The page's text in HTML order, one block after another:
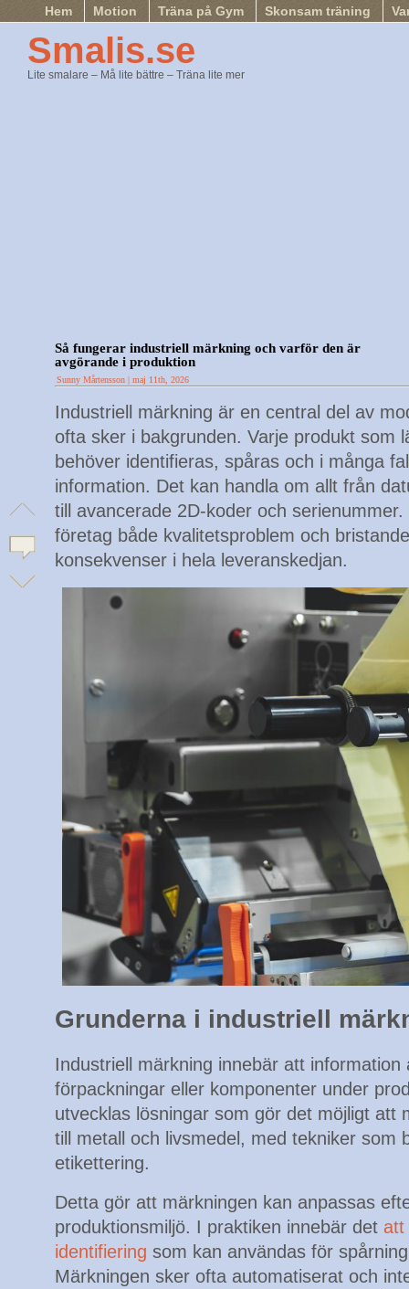
Hem Motion Träna på Gym Skonsam träning
Smalis.se
Lite smalare – Må lite bättre – Träna lite mer
Så fungerar industriell märkning och varför den är
avgörande i produktion
Sunny Mårtensson | maj 11th, 2026
Industriell märkning är en central del av
ofta sker i bakgrunden. Varje produkt som
behöver identifieras, spåras och i många
information. Det kan handla om allt från
till avancerade 2D-koder och
företag både kvalitetsproblem och
konsekvenser i hela leveranskedjan.
Grunderna i industriell
Industriell märkning innebär att
förpackningar eller komponenter under
utvecklas lösningar som gör det möjligt att
till metall och livsmedel, med tekniker som
etikettering.
Detta gör att märkningen kan anpassas
produktionsmiljö. I praktiken innebär det att
identifiering som kan användas för
Märkningen sker ofta automatiserat och